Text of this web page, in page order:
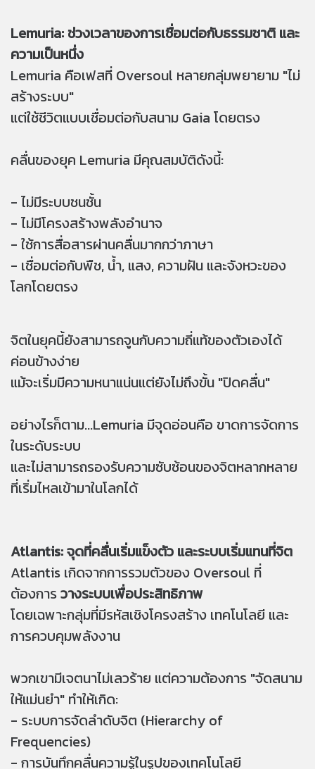
Lemuria: ช่วงเวลาของการเชื่อมต่อกับธรรมชาติ และ
ความเป็นหนึ่ง
Lemuria คือเฟสที่ Oversoul หลายกลุ่มพยายาม "ไม่
สร้างระบบ"
แต่ใช้ชีวิตแบบเชื่อมต่อกับสนาม Gaia โดยตรง
คลื่นของยุค Lemuria มีคุณสมบัติดังนี้:
- ไม่มีระบบชนชั้น
- ไม่มีโครงสร้างพลังอำนาจ
- ใช้การสื่อสารผ่านคลื่นมากกว่าภาษา
- เชื่อมต่อกับพืช, น้ำ, แสง, ความฝัน และจังหวะของ
โลกโดยตรง
จิตในยุคนี้ยังสามารถจูนกับความถี่แท้ของตัวเองได้
ค่อนข้างง่าย
แม้จะเริ่มมีความหนาแน่นแต่ยังไม่ถึงขั้น "ปิดคลื่น"
อย่างไรก็ตาม...Lemuria มีจุดอ่อนคือ ขาดการจัดการ
ในระดับระบบ
และไม่สามารถรองรับความซับซ้อนของจิตหลากหลาย
ที่เริ่มไหลเข้ามาในโลกได้
Atlantis: จุดที่คลื่นเริ่มแข็งตัว และระบบเริ่มแทนที่จิต
Atlantis เกิดจากการรวมตัวของ Oversoul ที่
ต้องการวางระบบเพื่อประสิทธิภาพ
โดยเฉพาะกลุ่มที่มีรหัสเชิงโครงสร้าง เทคโนโลยี และ
การควบคุมพลังงาน
พวกเขามีเจตนาไม่เลวร้าย แต่ความต้องการ "จัดสนาม
ให้แม่นยำ" ทำให้เกิด:
- ระบบการจัดลำดับจิต (Hierarchy of
Frequencies)
- การบันทึกคลื่นความรู้ในรูปของเทคโนโลยี